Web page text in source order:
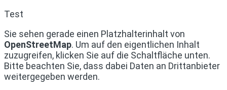
Test
Sie sehen gerade einen Platzhalterinhalt von
OpenStreetMap. Um auf den eigentlichen Inhalt
zuzugreifen, klicken Sie auf die Schaltfläche unten.
Bitte beachten Sie, dass dabei Daten an Drittanbieter
weitergegeben werden.